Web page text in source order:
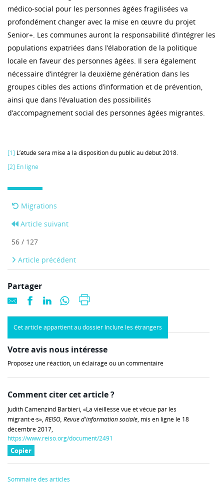
médico-social pour les personnes âgées fragilisées va
profondément changer avec la mise en œuvre du projet
Senior+. Les communes auront la responsabilité d’intégrer les
populations expatriées dans l’élaboration de la politique
locale en faveur des personnes âgées. Il sera également
nécessaire d’intégrer la deuxième génération dans les
groupes cibles des actions d’information et de prévention,
ainsi que dans l’évaluation des possibilités
d’accompagnement social des personnes âgées migrantes.
[1] L’étude sera mise à la disposition du public au début 2018.
[2] En ligne
Migrations
Article suivant
56 / 127
Article précédent
Partager
Cet article appartient au dossier Inclure les étrangers
Votre avis nous intéresse
Proposez une réaction, un éclairage ou un commentaire
Comment citer cet article ?
Judith Camenzind Barbieri, «La vieillesse vue et vécue par les
migrant·e·s», REISO, Revue d'information sociale, mis en ligne le 18
décembre 2017,
https://www.reiso.org/document/2491
Copier
Sommaire des articles